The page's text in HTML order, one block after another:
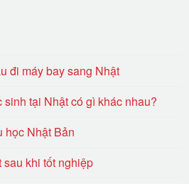
đi máy bay sang Nhật
tại Nhật có gì khác nhau?
học Nhật Bản
khi tốt nghiệp